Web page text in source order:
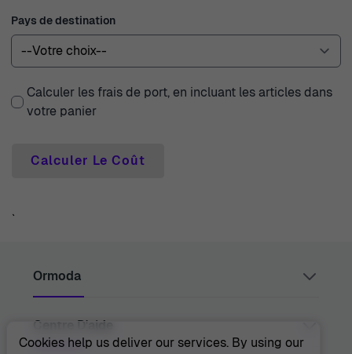
Pays de destination
Calculer les frais de port, en incluant les articles dans
votre panier
Calculer Le Coût
`
Ormoda
Juul Grietensstraat 9/11, 2140 Antwerp, Belgium
support@ormoda.com
Centre D'aide
Cookies help us deliver our services. By using our